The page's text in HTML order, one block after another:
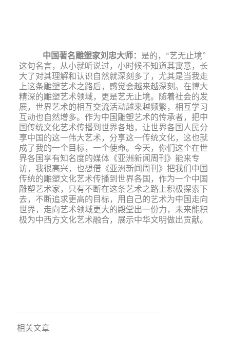
中国著名雕塑家刘忠大师： 是的，“艺无止境”
这句名言，从小就听说过，小时候不知道其寓意，长
大了对其理解和认识自然就深刻多了，尤其是当我走
上这条雕塑艺术之路后，感觉会越来越深刻。在博大
精深的雕塑艺术领域，更是艺无止境。随着社会的发
展，世界艺术的相互交流活动越来越频繁，相互学习
互动也自然增多。作为中国雕塑艺术的传承者，把中
国传统文化艺术传播到世界各地，让世界各国人民分
享中国的这一伟大艺术，分享这一传统文化，这也就
成了我的一个目标，一个使命。今天，你们这个在世
界各国享有知名度的媒体《亚洲新闻周刊》能来专
访，我很高兴，也想借《亚洲新闻周刊》把我们中国
传统的雕塑文化艺术传播到世界各国，作为一个中国
雕塑艺术家，只有不断在这条艺术之路上积极探索下
去，不断追求更高的目标，用自己的艺术为中国走向
世界，走向艺术领域更大的殿堂出一份力，未来能积
极为中西方文化艺术融合，展示中华文明做出贡献。
相关文章